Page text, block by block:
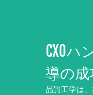
CXO
導の
品質工学は